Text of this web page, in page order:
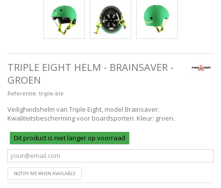
TRIPLE EIGHT HELM - BRAINSAVER -
GROEN
Referentie: triple-ble
Veiligheidshelm van Triple Eight, model Brainsaver.
Kwaliteitsbescherming voor boardsporten. Kleur: groen.
Dit product is niet langer op voorraad
NOTIFY ME WHEN AVAILABLE